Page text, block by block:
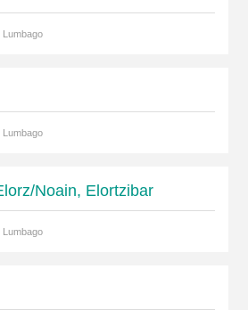
Lumbago
Lumbago
Noain, Elortzibar
Lumbago